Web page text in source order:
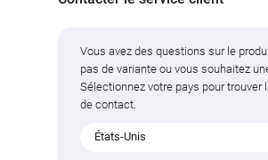
Vous avez des questions sur le
pas de variante ou vous souhaitez
Sélectionnez votre pays pour trouver
de contact.
États-Unis